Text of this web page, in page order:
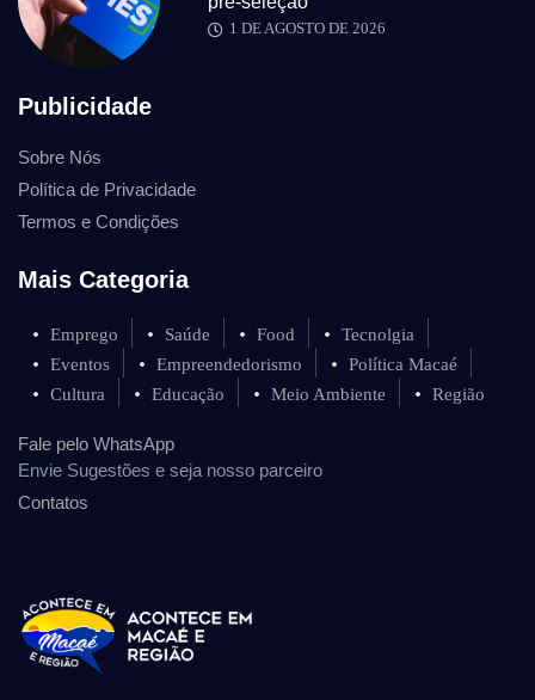
1 DE AGOSTO DE 2026
Publicidade
Sobre Nós
Política de Privacidade
Termos e Condições
Mais Categoria
Emprego Saúde Food
Tecnolgia
Eventos
Empreendedorismo
Política Macaé
Cultura
Educação Meio Ambiente Região
Fale pelo WhatsApp
Envie Sugestões e seja nosso parceiro
Contatos